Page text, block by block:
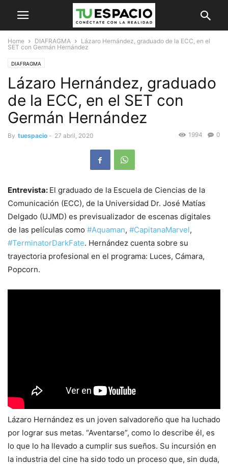
Home DIAFRAGMA
Lázaro Hernández, graduado de la ECC, en el
SET con Germán Hernández
DIAFRAGMA
Lázaro Hernández, graduado
de la ECC, en el SET con
Germán Hernández
By tuespacio - 27 abril, 2020 0
1994
Entrevista: El graduado de la Escuela de Ciencias de la
Comunicación (ECC), de la Universidad Dr. José Matías
Delgado (UJMD) es previsualizador de escenas digitales
de las películas como #Aquaman, #CapitanaMarvel,
#TerminatorDarkFate. Hernández cuenta sobre su
trayectoria profesional en el programa: Luces, Cámara,
Popcorn.
Lázaro Hernández es un joven salvadoreño que ha luchado
por lograr sus metas. “Aventarse”, como lo describe él, es
lo que lo ha llevado a cumplir sus sueños. Su incursión en
la industria del cine ha sido todo un proceso que, sin duda,